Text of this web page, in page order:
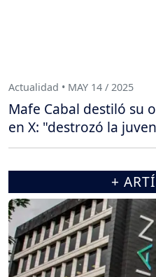
Actualidad • MAY 14 / 2025
Mafe Cabal destiló su
en X: "destrozó la
+